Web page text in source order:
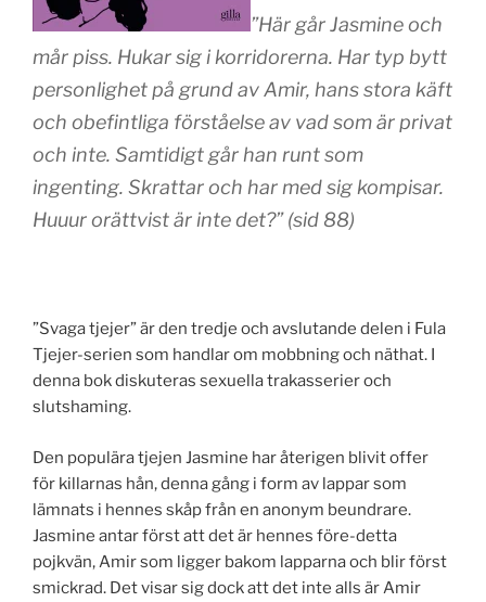
”Här går Jasmine och
mår piss. Hukar sig i korridorerna. Har typ bytt
personlighet på grund av Amir, hans stora käft
och obefintliga förståelse av vad som är privat
och inte. Samtidigt går han runt som
ingenting. Skrattar och har med sig kompisar.
Huuur orättvist är inte det?” (sid 88)
”Svaga tjejer” är den tredje och avslutande delen i Fula
Tjejer-serien som handlar om mobbning och näthat. I
denna bok diskuteras sexuella trakasserier och
slutshaming.
Den populära tjejen Jasmine har återigen blivit offer
för killarnas hån, denna gång i form av lappar som
lämnats i hennes skåp från en anonym beundrare.
Jasmine antar först att det är hennes före-detta
pojkvän, Amir som ligger bakom lapparna och blir först
smickrad. Det visar sig dock att det inte alls är Amir